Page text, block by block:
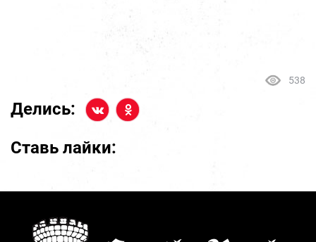
538
Делись:
Ставь лайки: